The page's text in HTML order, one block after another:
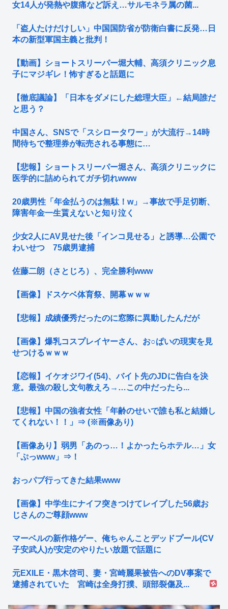
女14人が発熱や腹痛など訴え…サルモネラ属の菌...
「盗人たけだけしい」中国国防省が防衛白書に反発…日
本の新型軍国主義と批判！
【動画】ショートスリーパー堀大輔、高須クリニック息
子にマジギレ！怖すぎると話題に
【徹底議論】「日本をダメにした総理大臣」←結局誰だ
と思う？
中国さん、SNSで「スシロータワー」が大流行→14時
間待ちで整理券が転売される事態に…
【悲報】ショートスリーパー堀さん、高須クリニックに
医学的に詰められてガチ切れwww
20歳男性「年金払うのは無駄！w」→事故で手足切断、
障害年金一生貰えないと知り泣く
少女2人にAV見せた後「インコ見せる」と誘導…公園で
わいせつ 75歳男逮捕
佐藤二朗（さとじろ）、完全勝利www
【画像】ドスケベ体育祭、開幕ｗｗｗ
【悲報】成績優秀だったのに窓際に異動したんだが
【画像】爆乳コスプレイヤーさん、お○ぱいの現実を見
せつけるｗｗｗ
【恋報】イケオジワイ(54)、バイト先のJDに告白を決
意。最強の殺し文句教えろ→…この中だったら...
【悲報】中国の強者女性「年齢のせいで誰も私と結婚し
てくれない！！」⇒ (※画像あり)
【画像あり】弱男「あのっ…！よかったらホテル…」女
「ぷっwww」⇒！
おっパブ行ってきた結果www
【画像】中学生にナイフ突きつけてレイプした56歳お
じさんのご尊顔www
マーベルの新作格ゲー、俺ちゃんことデッドプール(CV
子安武人)が安定のやりたい放題で話題に
元EXILE・黒木啓司、妻・宮崎麗果被告へのDV事案で
逮捕されていた 宮崎は全身打撲、頭部裂傷及...